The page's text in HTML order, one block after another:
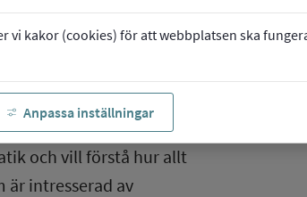
vi kakor (cookies) för att webbplatsen ska
Anpassa inställningar
och vill förstå hur allt
är intresserad av